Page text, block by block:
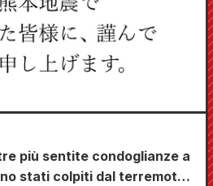
più sentite condoglianze a
stati colpiti dal terremoto